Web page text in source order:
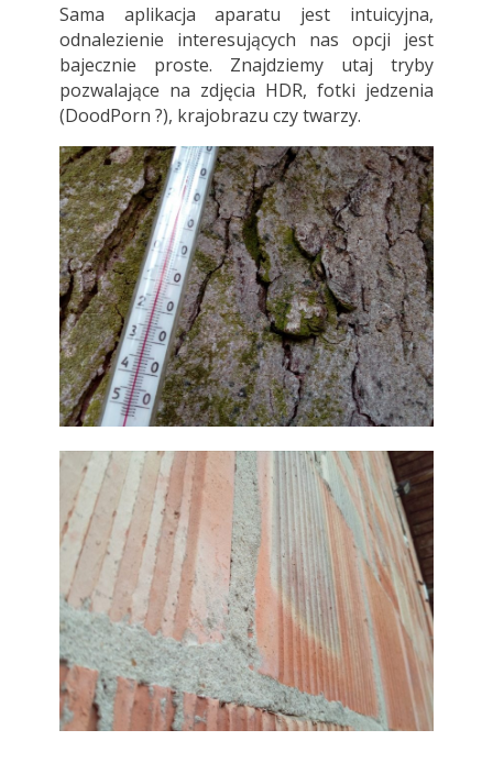
Sama aplikacja aparatu jest intuicyjna,
odnalezienie interesujących nas opcji jest
bajecznie proste. Znajdziemy utaj tryby
pozwalające na zdjęcia HDR, fotki jedzenia
(DoodPorn ?), krajobrazu czy twarzy.